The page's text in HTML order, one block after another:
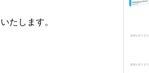
たします。